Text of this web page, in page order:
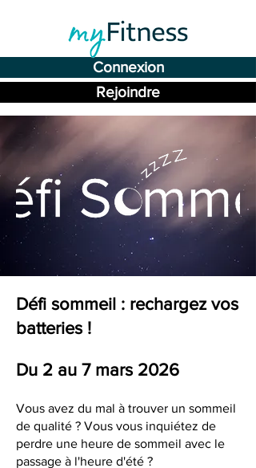
Connexion
Rejoindre
Défi sommeil : rechargez vos
batteries !
Du 2 au 7 mars 2026
Vous avez du mal à trouver un sommeil
de qualité ? Vous vous inquiétez de
perdre une heure de sommeil avec le
passage à l'heure d'été ?